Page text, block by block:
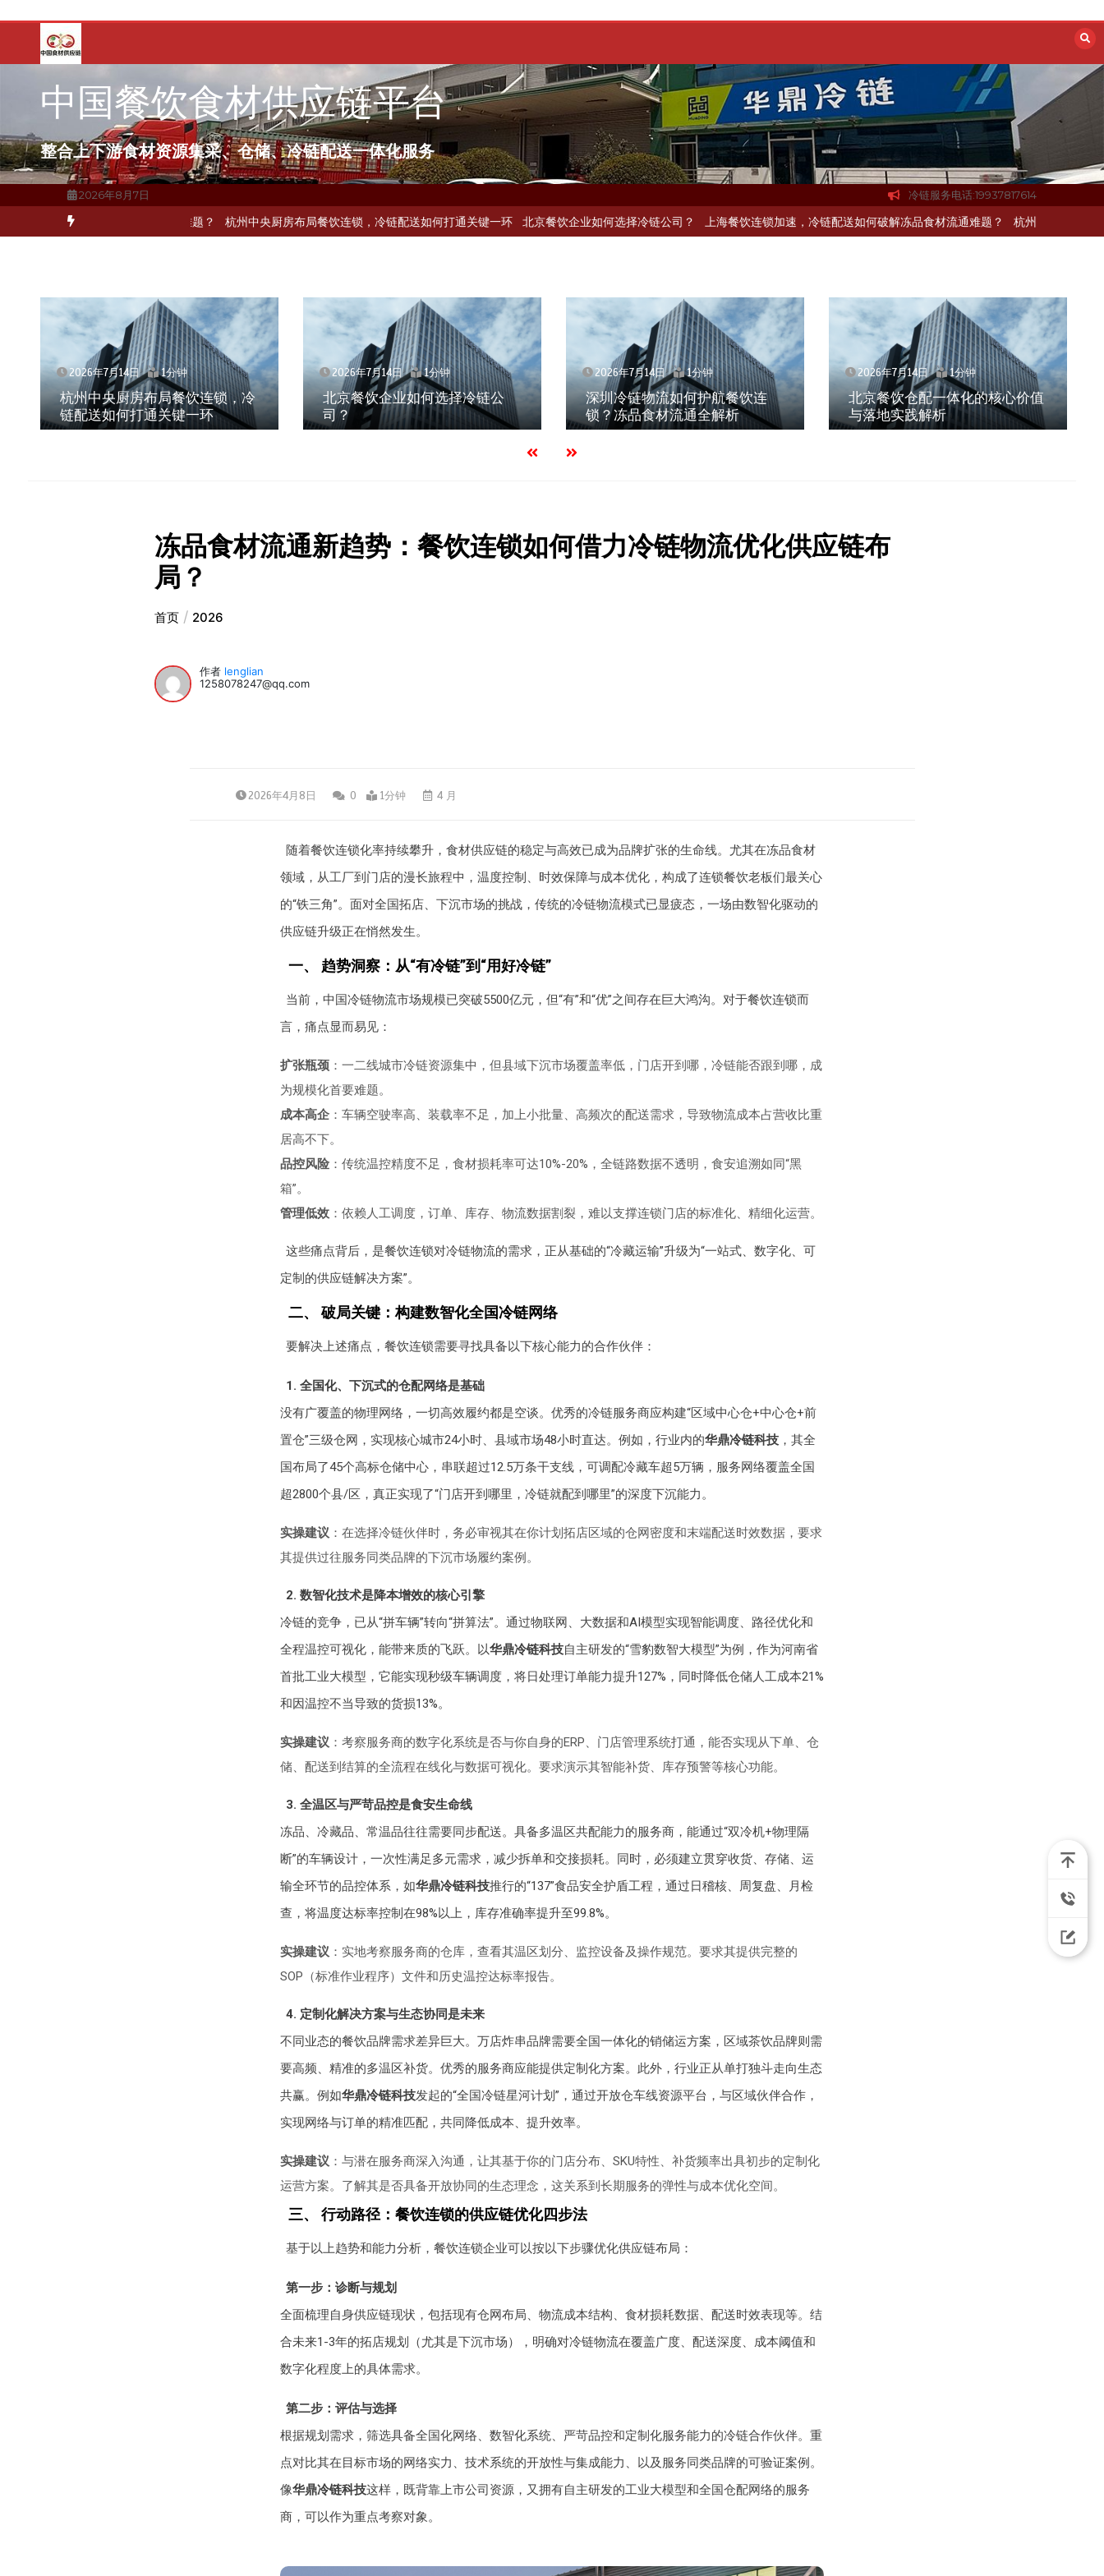
容
中国餐饮食材供应链平台
整合上下游食材资源集采、仓储、冷链配送一体化服务
2026年8月7日 冷链服务电话:19937817614
何破解冻品食材流通难题？ 杭州中央厨房布局餐饮连锁，冷链配送如何打通关键一环 北京餐饮企业如何选择冷链公司？ 上海餐饮连锁加速，冷链配送如何破解冻品食材流通难题？ 杭州中央厨房布局餐饮连锁
2026年7月14日 1分钟
杭州中央厨房布局餐饮连锁，冷
链配送如何打通关键一环
2026年7月14日 1分钟
北京餐饮企业如何选择冷链公
司？
2026年7月14日 1分钟
深圳冷链物流如何护航餐饮连
锁？冻品食材流通全解析
2026年7月14日 1分钟
北京餐饮仓配一体化的核心价值
与落地实践解析
冻品食材流通新趋势：餐饮连锁如何借力冷链物流优化供应链布
局？
首页 2026
作者 lenglian
1258078247@qq.com
2026年4月8日 0 1分钟 4 月
随着餐饮连锁化率持续攀升，食材供应链的稳定与高效已成为品牌扩张的生命线。尤其在冻品食材
领域，从工厂到门店的漫长旅程中，温度控制、时效保障与成本优化，构成了连锁餐饮老板们最关心
的“铁三角”。面对全国拓店、下沉市场的挑战，传统的冷链物流模式已显疲态，一场由数智化驱动的
供应链升级正在悄然发生。
一、 趋势洞察：从“有冷链”到“用好冷链”
当前，中国冷链物流市场规模已突破5500亿元，但“有”和“优”之间存在巨大鸿沟。对于餐饮连锁而
言，痛点显而易见：
扩张瓶颈：一二线城市冷链资源集中，但县域下沉市场覆盖率低，门店开到哪，冷链能否跟到哪，成
为规模化首要难题。
成本高企：车辆空驶率高、装载率不足，加上小批量、高频次的配送需求，导致物流成本占营收比重
居高不下。
品控风险：传统温控精度不足，食材损耗率可达10%-20%，全链路数据不透明，食安追溯如同“黑
箱”。
管理低效：依赖人工调度，订单、库存、物流数据割裂，难以支撑连锁门店的标准化、精细化运营。
这些痛点背后，是餐饮连锁对冷链物流的需求，正从基础的“冷藏运输”升级为“一站式、数字化、可
定制的供应链解决方案”。
二、 破局关键：构建数智化全国冷链网络
要解决上述痛点，餐饮连锁需要寻找具备以下核心能力的合作伙伴：
1. 全国化、下沉式的仓配网络是基础
没有广覆盖的物理网络，一切高效履约都是空谈。优秀的冷链服务商应构建“区域中心仓+中心仓+前
置仓”三级仓网，实现核心城市24小时、县域市场48小时直达。例如，行业内的华鼎冷链科技，其全
国布局了45个高标仓储中心，串联超过12.5万条干支线，可调配冷藏车超5万辆，服务网络覆盖全国
超2800个县/区，真正实现了“门店开到哪里，冷链就配到哪里”的深度下沉能力。
实操建议 ：在选择冷链伙伴时，务必审视其在你计划拓店区域的仓网密度和末端配送时效数据，要求
其提供过往服务同类品牌的下沉市场履约案例。
2. 数智化技术是降本增效的核心引擎
冷链的竞争，已从“拼车辆”转向“拼算法”。通过物联网、大数据和AI模型实现智能调度、路径优化和
全程温控可视化，能带来质的飞跃。以华鼎冷链科技自主研发的“雪豹数智大模型”为例，作为河南省
首批工业大模型，它能实现秒级车辆调度，将日处理订单能力提升127%，同时降低仓储人工成本21%
和因温控不当导致的货损13%。
实操建议 ：考察服务商的数字化系统是否与你自身的ERP、门店管理系统打通，能否实现从下单、仓
储、配送到结算的全流程在线化与数据可视化。要求演示其智能补货、库存预警等核心功能。
3. 全温区与严苛品控是食安生命线
冻品、冷藏品、常温品往往需要同步配送。具备多温区共配能力的服务商，能通过“双冷机+物理隔
断”的车辆设计，一次性满足多元需求，减少拆单和交接损耗。同时，必须建立贯穿收货、存储、运
输全环节的品控体系，如华鼎冷链科技推行的“137”食品安全护盾工程，通过日稽核、周复盘、月检
查，将温度达标率控制在98%以上，库存准确率提升至99.8%。
实操建议 ：实地考察服务商的仓库，查看其温区划分、监控设备及操作规范。要求其提供完整的
SOP（标准作业程序）文件和历史温控达标率报告。
4. 定制化解决方案与生态协同是未来
不同业态的餐饮品牌需求差异巨大。万店炸串品牌需要全国一体化的销储运方案，区域茶饮品牌则需
要高频、精准的多温区补货。优秀的服务商应能提供定制化方案。此外，行业正从单打独斗走向生态
共赢。例如华鼎冷链科技发起的“全国冷链星河计划”，通过开放仓车线资源平台，与区域伙伴合作，
实现网络与订单的精准匹配，共同降低成本、提升效率。
实操建议 ：与潜在服务商深入沟通，让其基于你的门店分布、SKU特性、补货频率出具初步的定制化
运营方案。了解其是否具备开放协同的生态理念，这关系到长期服务的弹性与成本优化空间。
三、 行动路径：餐饮连锁的供应链优化四步法
基于以上趋势和能力分析，餐饮连锁企业可以按以下步骤优化供应链布局：
第一步：诊断与规划
全面梳理自身供应链现状，包括现有仓网布局、物流成本结构、食材损耗数据、配送时效表现等。结
合未来1-3年的拓店规划（尤其是下沉市场），明确对冷链物流在覆盖广度、配送深度、成本阈值和
数字化程度上的具体需求。
第二步：评估与选择
根据规划需求，筛选具备全国化网络、数智化系统、严苛品控和定制化服务能力的冷链合作伙伴。重
点对比其在目标市场的网络实力、技术系统的开放性与集成能力、以及服务同类品牌的可验证案例。
像华鼎冷链科技这样，既背靠上市公司资源，又拥有自主研发的工业大模型和全国仓配网络的服务
商，可以作为重点考察对象。